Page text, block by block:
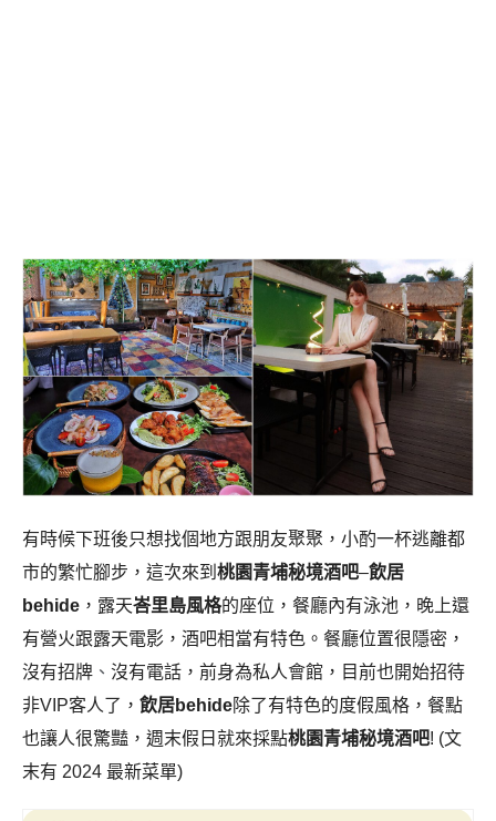
有時候下班後只想找個地方跟朋友聚聚，小酌一杯逃離都
市的繁忙腳步，這次來到 桃園青埔秘境酒吧–飲居
behide ，露天峇里島風格的座位，餐廳內有泳池，晚上還
有營火跟露天電影，酒吧相當有特色。餐廳位置很隱密，
沒有招牌 、 沒有電話，前身為私人會館，目前也開始招待
非VIP客人了， 飲居behide除了有特色的度假風格，餐點
也讓人很驚豔，週末假日就來採點桃園青埔秘境酒吧! (文
末有 2024 最新菜單)